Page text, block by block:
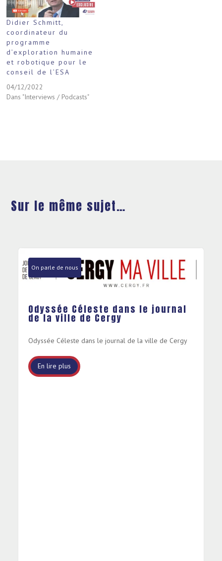
Didier Schmitt,
coordinateur du
programme
d’exploration humaine
et robotique pour le
conseil de l’ESA
04/12/2022
Dans "Interviews / Podcasts"
Sur le même sujet…
On parle de nous
Odyssée Céleste dans le journal
de la ville de Cergy
Odyssée Céleste dans le journal de la ville de Cergy
En lire plus